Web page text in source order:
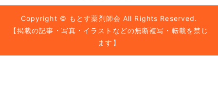
Copyright © もとす薬剤師会 All Rights Reserved.
【掲載の記事・写真・イラストなどの無断複写・転載を禁じ
ます】